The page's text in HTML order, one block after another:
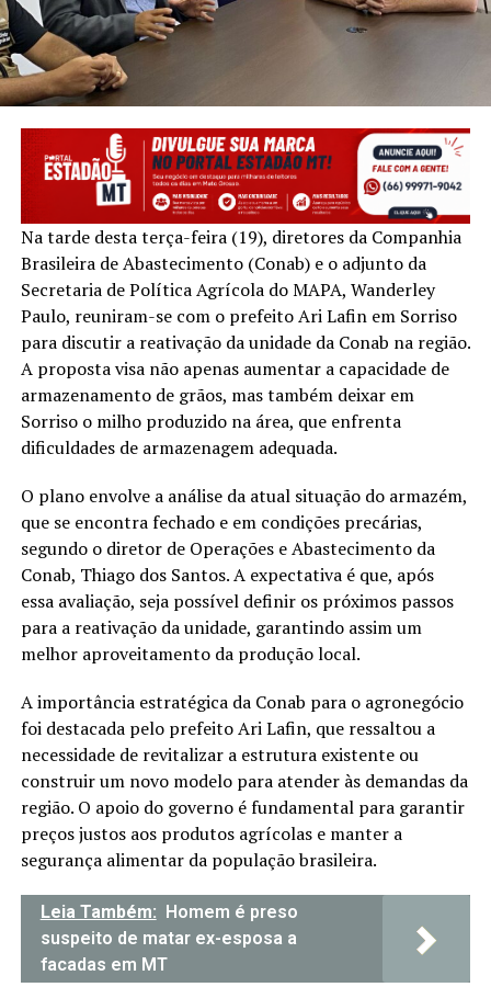
Na tarde desta terça-feira (19), diretores da Companhia
Brasileira de Abastecimento (Conab) e o adjunto da
Secretaria de Política Agrícola do MAPA, Wanderley
Paulo, reuniram-se com o prefeito Ari Lafin em Sorriso
para discutir a reativação da unidade da Conab na região.
A proposta visa não apenas aumentar a capacidade de
armazenamento de grãos, mas também deixar em
Sorriso o milho produzido na área, que enfrenta
dificuldades de armazenagem adequada.
O plano envolve a análise da atual situação do armazém,
que se encontra fechado e em condições precárias,
segundo o diretor de Operações e Abastecimento da
Conab, Thiago dos Santos. A expectativa é que, após
essa avaliação, seja possível definir os próximos passos
para a reativação da unidade, garantindo assim um
melhor aproveitamento da produção local.
A importância estratégica da Conab para o agronegócio
foi destacada pelo prefeito Ari Lafin, que ressaltou a
necessidade de revitalizar a estrutura existente ou
construir um novo modelo para atender às demandas da
região. O apoio do governo é fundamental para garantir
preços justos aos produtos agrícolas e manter a
segurança alimentar da população brasileira.
Leia Também: Homem é preso
suspeito de matar ex-esposa a
facadas em MT